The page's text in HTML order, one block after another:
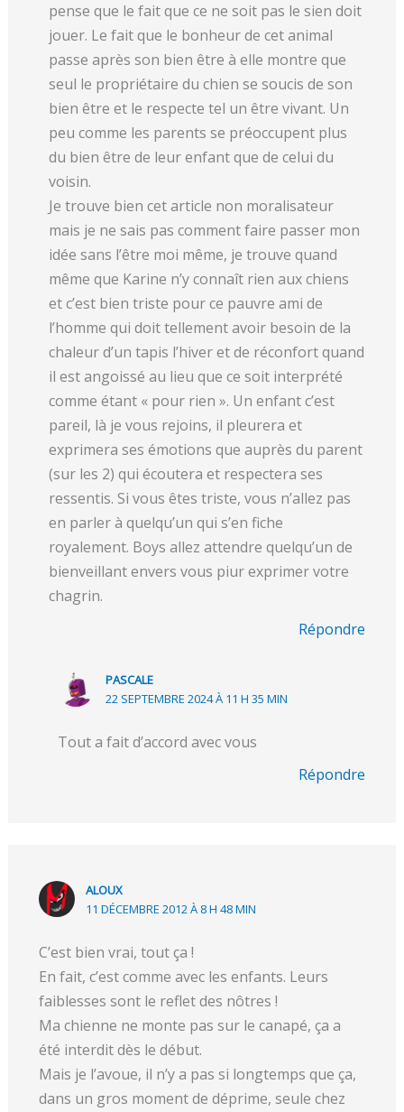
pense que le fait que ce ne soit pas le sien doit
jouer. Le fait que le bonheur de cet animal
passe après son bien être à elle montre que
seul le propriétaire du chien se soucis de son
bien être et le respecte tel un être vivant. Un
peu comme les parents se préoccupent plus
du bien être de leur enfant que de celui du
voisin.
Je trouve bien cet article non moralisateur
mais je ne sais pas comment faire passer mon
idée sans l’être moi même, je trouve quand
même que Karine n’y connaît rien aux chiens
et c’est bien triste pour ce pauvre ami de
l’homme qui doit tellement avoir besoin de la
chaleur d’un tapis l’hiver et de réconfort quand
il est angoissé au lieu que ce soit interprété
comme étant « pour rien ». Un enfant c’est
pareil, là je vous rejoins, il pleurera et
exprimera ses émotions que auprès du parent
(sur les 2) qui écoutera et respectera ses
ressentis. Si vous êtes triste, vous n’allez pas
en parler à quelqu’un qui s’en fiche
royalement. Boys allez attendre quelqu’un de
bienveillant envers vous piur exprimer votre
chagrin.
Répondre
PASCALE
22 SEPTEMBRE 2024 À 11 H 35 MIN
Tout a fait d’accord avec vous
Répondre
ALOUX
11 DÉCEMBRE 2012 À 8 H 48 MIN
C’est bien vrai, tout ça !
En fait, c’est comme avec les enfants. Leurs
faiblesses sont le reflet des nôtres !
Ma chienne ne monte pas sur le canapé, ça a
été interdit dès le début.
Mais je l’avoue, il n’y a pas si longtemps que ça,
dans un gros moment de déprime, seule chez